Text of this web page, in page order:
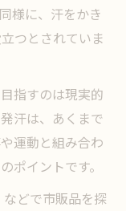
様に、汗をかき
つとされていま
指すのは現実的
汗は、あくまで
運動と組み合わ
ポイントです。
などで市販品を探